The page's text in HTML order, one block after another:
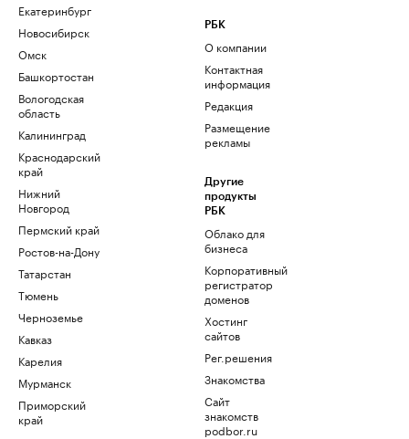
Екатеринбург
Новосибирск
Омск
Башкортостан
Вологодская
область
Калининград
Краснодарский
край
Нижний
Новгород
Пермский край
Ростов-на-Дону
Татарстан
Тюмень
Черноземье
Кавказ
Карелия
Мурманск
Приморский
край
РБК
О компании
Контактная
информация
Редакция
Размещение
рекламы
Другие
продукты
РБК
Облако для
бизнеса
Корпоративный
регистратор
доменов
Хостинг
сайтов
Рег.решения
Знакомства
Сайт
знакомств
podbor.ru